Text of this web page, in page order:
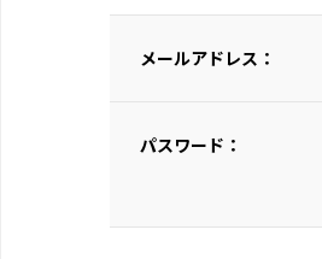
メールアドレス：
パスワード：